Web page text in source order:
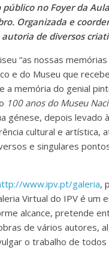
público no Foyer da
Organizada e
de diversos
“as nossas
e do Museu que
a memória do genial
100 anos do Museu
génese, depois levado
cultural e artística,
e singulares
www.ipv.pt/galeria,
Virtual do IPV é um
alcance, pretende
de vários autores,
o trabalho de